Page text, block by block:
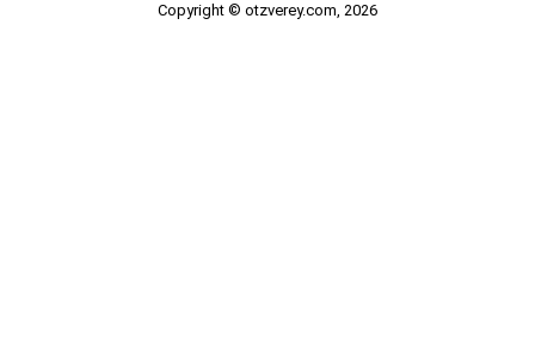
Copyright © otzverey.com, 2026